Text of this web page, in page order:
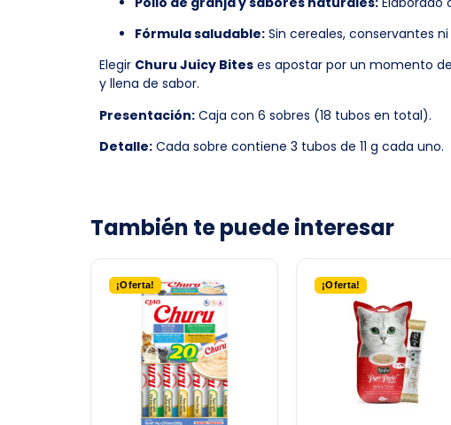
Fórmula saludable: Sin cereales, conservantes
Elegir Churu Juicy Bites es apostar por un momento
y llena de sabor.
Presentación: Caja con 6 sobres (18 tubos en total).
Detalle: Cada sobre contiene 3 tubos de 11 g cada uno.
¡Oferta! ¡Oferta!